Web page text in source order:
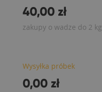
40,00 zł
zakupy o wadze do 2 kg
Wysyłka próbek
0,00 zł